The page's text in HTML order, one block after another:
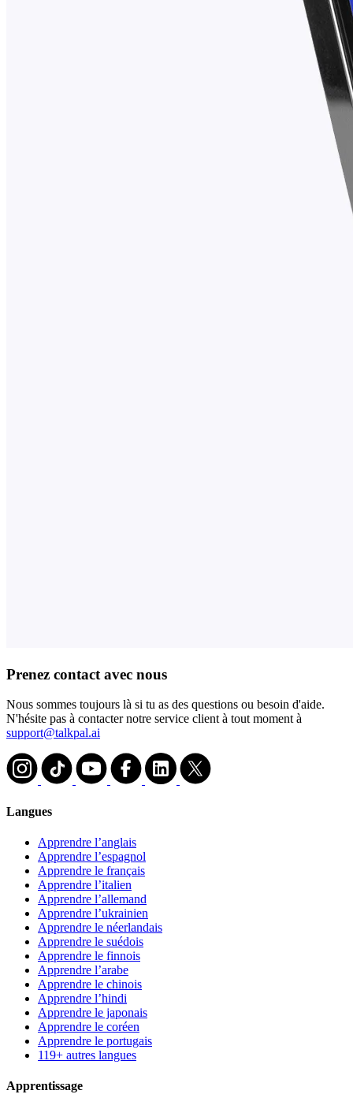
Prenez contact avec nous
Nous sommes toujours là si tu as des questions ou besoin d'aide.
N'hésite pas à contacter notre service client à tout moment à
support@talkpal.ai
Langues
Apprendre l’anglais
Apprendre l’espagnol
Apprendre le français
Apprendre l’italien
Apprendre l’allemand
Apprendre l’ukrainien
Apprendre le néerlandais
Apprendre le suédois
Apprendre le finnois
Apprendre l’arabe
Apprendre le chinois
Apprendre l’hindi
Apprendre le japonais
Apprendre le coréen
Apprendre le portugais
119+ autres langues
Apprentissage